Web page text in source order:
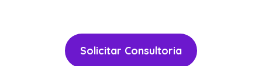
Solicitar Consultoria